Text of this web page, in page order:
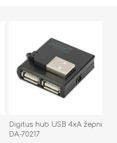
Digitus hub USB 4xA žepni
DA-70217